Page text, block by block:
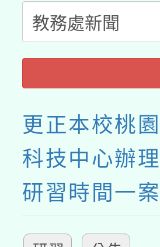
更正本校桃
科技中心辦
研習時間一案